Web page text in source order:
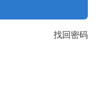
找回密码